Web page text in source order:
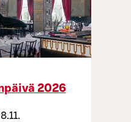
2026